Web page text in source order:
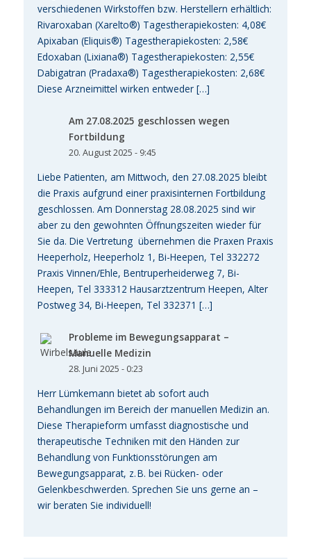
verschiedenen Wirkstoffen bzw. Herstellern erhältlich:
Rivaroxaban (Xarelto®) Tagestherapiekosten: 4,08€
Apixaban (Eliquis®) Tagestherapiekosten: 2,58€
Edoxaban (Lixiana®) Tagestherapiekosten: 2,55€
Dabigatran (Pradaxa®) Tagestherapiekosten: 2,68€
Diese Arzneimittel wirken entweder […]
Am 27.08.2025 geschlossen wegen
Fortbildung
20. August 2025 - 9:45
Liebe Patienten, am Mittwoch, den 27.08.2025 bleibt
die Praxis aufgrund einer praxisinternen Fortbildung
geschlossen. Am Donnerstag 28.08.2025 sind wir
aber zu den gewohnten Öffnungszeiten wieder für
Sie da. Die Vertretung übernehmen die Praxen Praxis
Heeperholz, Heeperholz 1, Bi-Heepen, Tel 332272
Praxis Vinnen/Ehle, Bentruperheiderweg 7, Bi-
Heepen, Tel 333312 Hausarztzentrum Heepen, Alter
Postweg 34, Bi-Heepen, Tel 332371 […]
Probleme im Bewegungsapparat –
Manuelle Medizin
28. Juni 2025 - 0:23
Herr Lümkemann bietet ab sofort auch
Behandlungen im Bereich der manuellen Medizin an.
Diese Therapieform umfasst diagnostische und
therapeutische Techniken mit den Händen zur
Behandlung von Funktionsstörungen am
Bewegungsapparat, z. B. bei Rücken- oder
Gelenkbeschwerden. Sprechen Sie uns gerne an –
wir beraten Sie individuell!